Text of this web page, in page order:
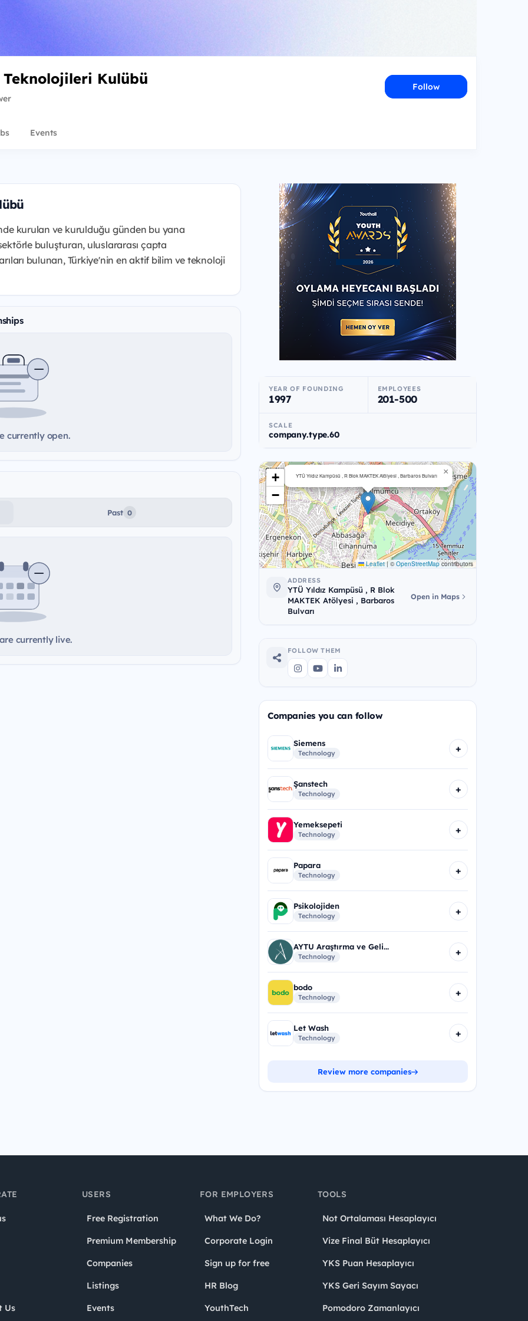
Teknolojileri Kulübü Follow
Events
kurulan ve kurulduğu günden bu yana
buluşturan, uluslararası çapta
bulunan, Türkiye'nin en aktif bilim ve teknoloji
currently open.
Past 0
currently live.
YEAR OF FOUNDING
1997
EMPLOYEES
201-500
SCALE
company.type.60
YTÜ Yıldız Kampüsü , R Blok MAKTEK Atölyesi , Barbaros Bulvarı ×
+
−
Leaflet | © OpenStreetMapcontributors
ADDRESS
YTÜ Yıldız Kampüsü , R Blok
MAKTEK Atölyesi , Barbaros
Bulvarı
Open in Maps
FOLLOW THEM
Companies you can follow
Siemens
Technology +
Şanstech
Technology +
Yemeksepeti
Technology +
Papara
Technology +
Psikolojiden
Technology +
AYTU Araştırma ve Geli...
Technology +
bodo
Technology +
Let Wash
Technology +
Review more companies
Us
USERS
Free Registration
Premium Membership
Companies
Listings
Events
FOR EMPLOYERS
What We Do?
Corporate Login
Sign up for free
HR Blog
YouthTech
TOOLS
Not Ortalaması Hesaplayıcı
Vize Final Büt Hesaplayıcı
YKS Puan Hesaplayıcı
YKS Geri Sayım Sayacı
Pomodoro Zamanlayıcı